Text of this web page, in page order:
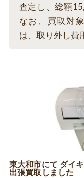
査定し、総額
なお、買取対
は、取り外し費
東大和市にて ダイ
出張買取しました